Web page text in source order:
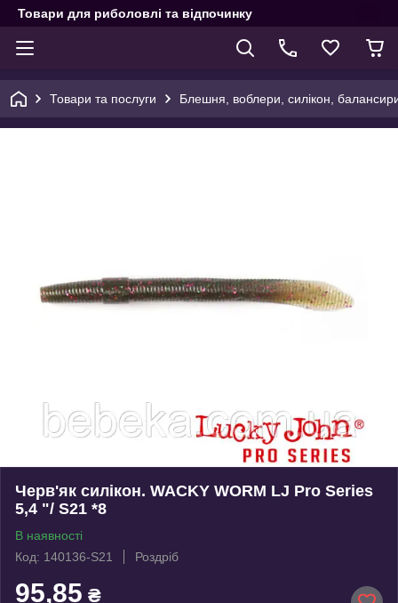
Товари для риболовлі та відпочинку
Товари та послуги Блешня, воблери, силікон,
Черв'як силікон. WACKY WORM LJ Pro Series
5,4 "/ S21 *8
В наявності
Код: 140136-S21
Роздріб
95,85 ₴